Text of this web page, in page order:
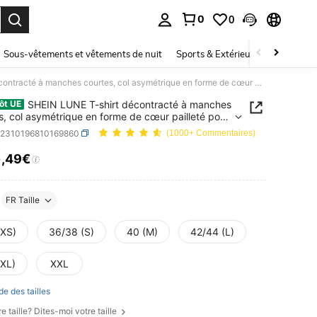
0 0
Sous-vêtements et vêtements de nuit Sports & Extérieur Enfants
SHEIN LUNE T-shirt décontracté à manches courtes, col asymétrique en forme de cœur pailleté pour femmes, décontracté
UE
SHEIN LUNE T-shirt décontracté à manches
col asymétrique en forme de cœur pailleté pour
décontracté
(1000+ Commentaires)
AND AVAILABILITY
,49€
FR Taille
36/38 (S) 40 (M) 42/44 (L)
XXL
des tailles
taille? Dites-moi votre taille